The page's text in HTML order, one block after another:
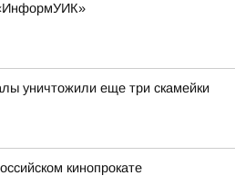
«ИнформУИК»
уничтожили еще три скамейки
кинопрокате